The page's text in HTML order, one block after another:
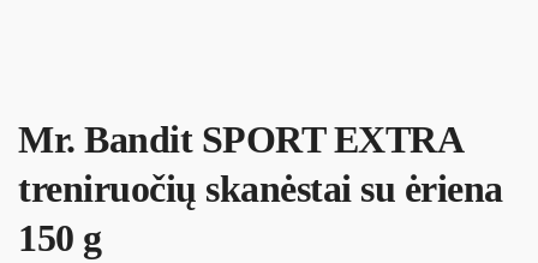
Mr. Bandit SPORT EXTRA
treniruočių skanėstai su ėriena
150 g